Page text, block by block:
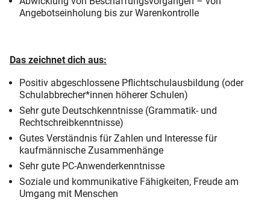
Angebotseinholung bis zur Warenkontrolle
Das zeichnet dich aus:
Positiv abgeschlossene Pflichtschulausbildung (oder
Schulabbrecher*innen höherer Schulen)
Sehr gute Deutschkenntnisse (Grammatik- und
Rechtschreibkenntnisse)
Gutes Verständnis für Zahlen und Interesse für
kaufmännische Zusammenhänge
Sehr gute PC-Anwenderkenntnisse
Soziale und kommunikative Fähigkeiten, Freude am
Umgang mit Menschen